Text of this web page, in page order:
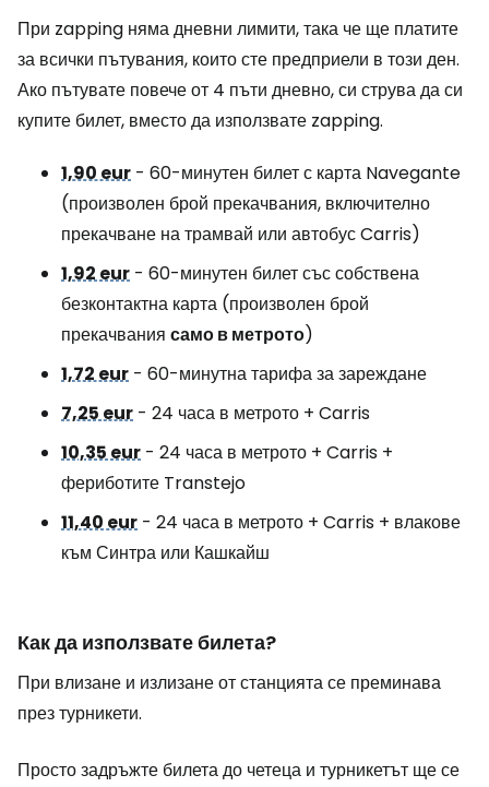
При zapping няма дневни лимити, така че ще платите
за всички пътувания, които сте предприели в този ден.
Ако пътувате повече от 4 пъти дневно, си струва да си
купите билет, вместо да използвате zapping.
1,90 eur - 60-минутен билет с карта Navegante
(произволен брой прекачвания, включително
прекачване на трамвай или автобус Carris)
1,92 eur - 60-минутен билет със собствена
безконтактна карта (произволен брой
прекачвания само в метрото)
1,72 eur - 60-минутна тарифа за зареждане
7,25 eur - 24 часа в метрото + Carris
10,35 eur - 24 часа в метрото + Carris +
фериботите Transtejo
11,40 eur - 24 часа в метрото + Carris + влакове
към Синтра или Кашкайш
Как да използвате билета?
При влизане и излизане от станцията се преминава
през турникети.
Просто задръжте билета до четеца и турникетът ще се